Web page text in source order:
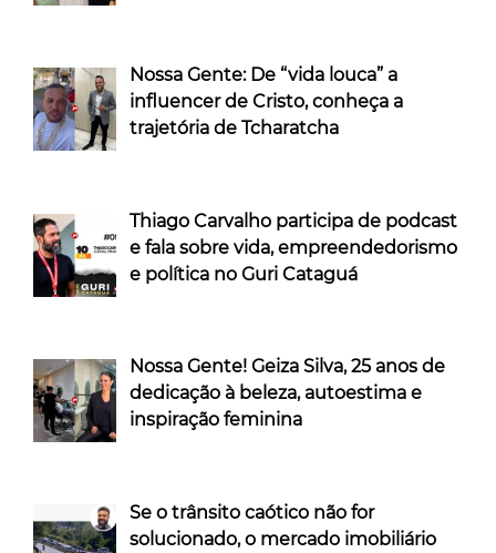
Nossa Gente: De “vida louca” a
influencer de Cristo, conheça a
trajetória de Tcharatcha
Thiago Carvalho participa de podcast
e fala sobre vida, empreendedorismo
e política no Guri Cataguá
Nossa Gente! Geiza Silva, 25 anos de
dedicação à beleza, autoestima e
inspiração feminina
Se o trânsito caótico não for
solucionado, o mercado imobiliário